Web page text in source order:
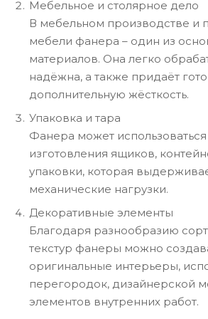
Мебельное и столярное дело
В мебельном производстве и
мебели фанера – один из
материалов. Она легко
надёжна, а также придаёт
дополнительную жёсткость.
Упаковка и тара
Фанера может
изготовления ящиков,
упаковки, которая
механические нагрузки.
Декоративные элементы
Благодаря разнообразию
текстур фанеры можно
оригинальные интерьеры,
перегородок, дизайнерской
элементов внутренних работ.